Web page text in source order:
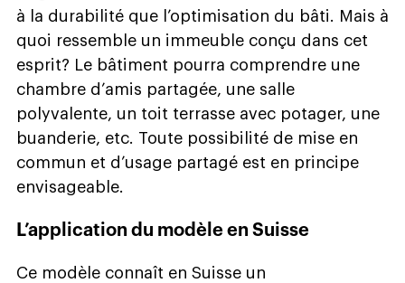
à la durabilité que l’optimisation du bâti. Mais à
quoi ressemble un immeuble conçu dans cet
esprit? Le bâtiment pourra comprendre une
chambre d’amis partagée, une salle
polyvalente, un toit terrasse avec potager, une
buanderie, etc. Toute possibilité de mise en
commun et d’usage partagé est en principe
envisageable.
L’application du modèle en Suisse
Ce modèle connaît en Suisse un